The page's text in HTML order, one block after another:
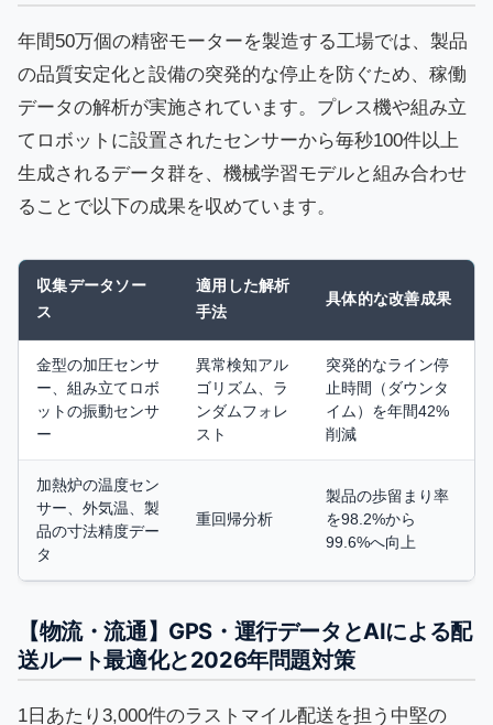
年間50万個の精密モーターを製造する工場では、製品
の品質安定化と設備の突発的な停止を防ぐため、稼働
データの解析が実施されています。プレス機や組み立
てロボットに設置されたセンサーから毎秒100件以上
生成されるデータ群を、機械学習モデルと組み合わせ
ることで以下の成果を収めています。
収集データソー
ス
適用した解析
手法
具体的な改善成果
金型の加圧センサ
ー、組み立てロボ
ットの振動センサ
ー
異常検知アル
ゴリズム、ラ
ンダムフォレ
スト
突発的なライン停
止時間（ダウンタ
イム）を年間42%
削減
加熱炉の温度セン
サー、外気温、製
品の寸法精度デー
タ
重回帰分析
製品の歩留まり率
を98.2%から
99.6%へ向上
【物流・流通】GPS・運行データとAIによる配
送ルート最適化と2026年問題対策
1日あたり3,000件のラストマイル配送を担う中堅の